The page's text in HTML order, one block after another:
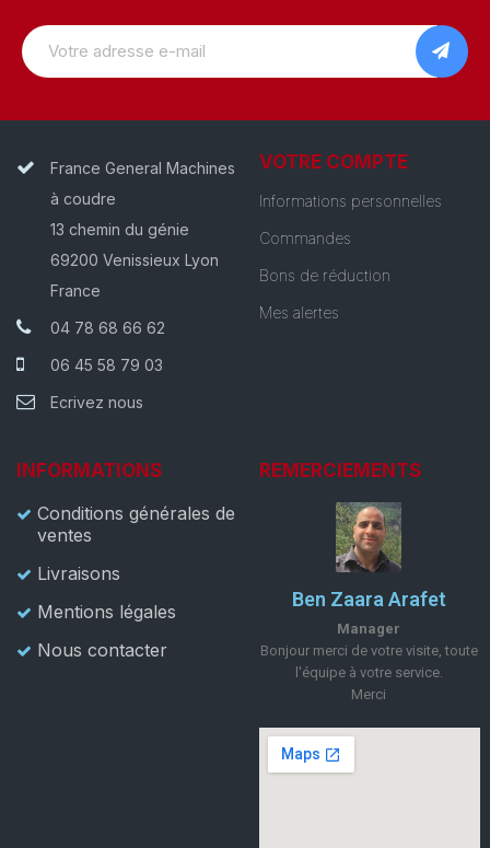
France General Machines
à coudre
13 chemin du génie
69200 Venissieux Lyon
France
04 78 68 66 62
06 45 58 79 03
Ecrivez nous
VOTRE COMPTE
Informations personnelles
Commandes
Bons de réduction
Mes alertes
INFORMATIONS
Conditions générales de
ventes
Livraisons
Mentions légales
Nous contacter
REMERCIEMENTS
Ben Zaara Arafet
Manager
Bonjour merci de votre visite, toute
l'équipe à votre service.
Merci